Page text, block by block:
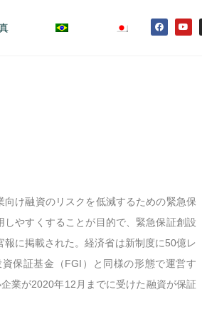
け融資のリスクを低減するための緊急保
やすくすることが目的で、緊急保証創設
に掲載された。経済省は新制度に50億レ
保証基金（FGI）と同様の形態で運営す
業が2020年12月までに受けた融資が保証